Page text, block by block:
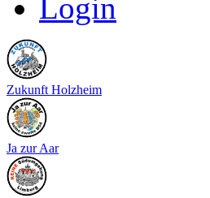
Login
Zukunft Holzheim
Ja zur Aar